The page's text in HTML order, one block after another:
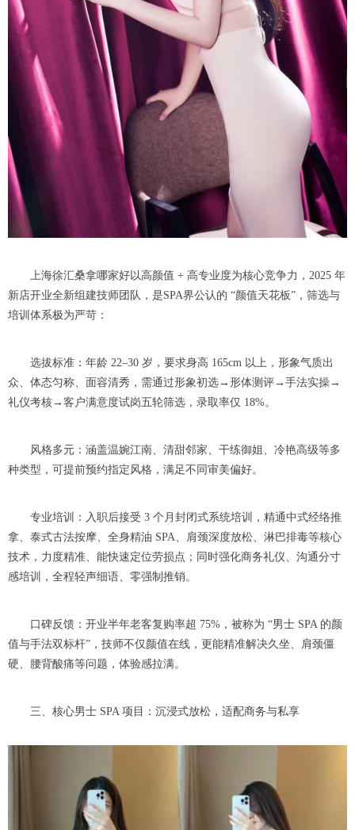
上海徐汇桑拿哪家好以高颜值 + 高专业度为核心竞争力，2025 年
新店开业全新组建技师团队，是SPA界公认的 “颜值天花板”，筛选与
培训体系极为严苛：
选拔标准：年龄 22–30 岁，要求身高 165cm 以上，形象气质出
众、体态匀称、面容清秀，需通过形象初选→形体测评→手法实操→
礼仪考核→客户满意度试岗五轮筛选，录取率仅 18%。
风格多元：涵盖温婉江南、清甜邻家、干练御姐、冷艳高级等多
种类型，可提前预约指定风格，满足不同审美偏好。
专业培训：入职后接受 3 个月封闭式系统培训，精通中式经络推
拿、泰式古法按摩、全身精油 SPA、肩颈深度放松、淋巴排毒等核心
技术，力度精准、能快速定位劳损点；同时强化商务礼仪、沟通分寸
感培训，全程轻声细语、零强制推销。
口碑反馈：开业半年老客复购率超 75%，被称为 “男士 SPA 的颜
值与手法双标杆”，技师不仅颜值在线，更能精准解决久坐、肩颈僵
硬、腰背酸痛等问题，体验感拉满。
三、核心男士 SPA 项目：沉浸式放松，适配商务与私享